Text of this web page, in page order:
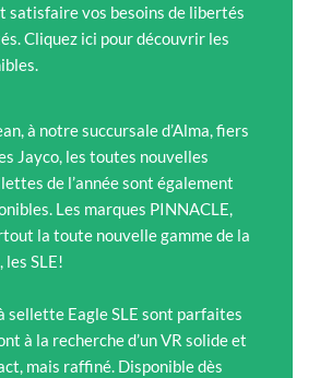
satisfaire vos besoins de libertés
Cliquez ici pour découvrir les
à notre succursale d’Alma, fiers
Jayco, les toutes nouvelles
de l’année sont également
Les marques PINNACLE,
la toute nouvelle gamme de la
les SLE!
sellette Eagle SLE sont parfaites
à la recherche d’un VR solide et
mais raffiné. Disponible dès